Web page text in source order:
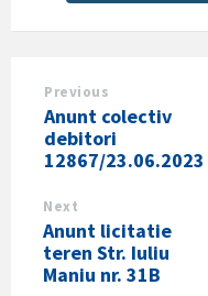
Previous
Anunt colectiv
debitori
12867/23.06.2023
Next
Anunt licitatie
teren Str. Iuliu
Maniu nr. 31B